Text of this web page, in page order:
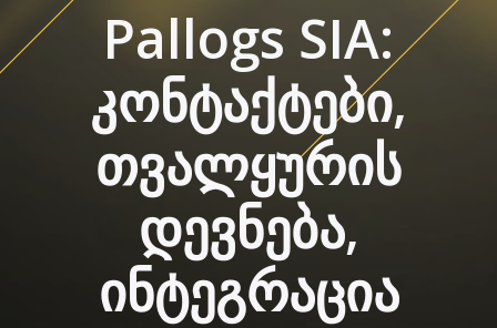
Pallogs SIA:
კონტაქტები,
თვალყურის
დევნება,
ინტეგრაცია